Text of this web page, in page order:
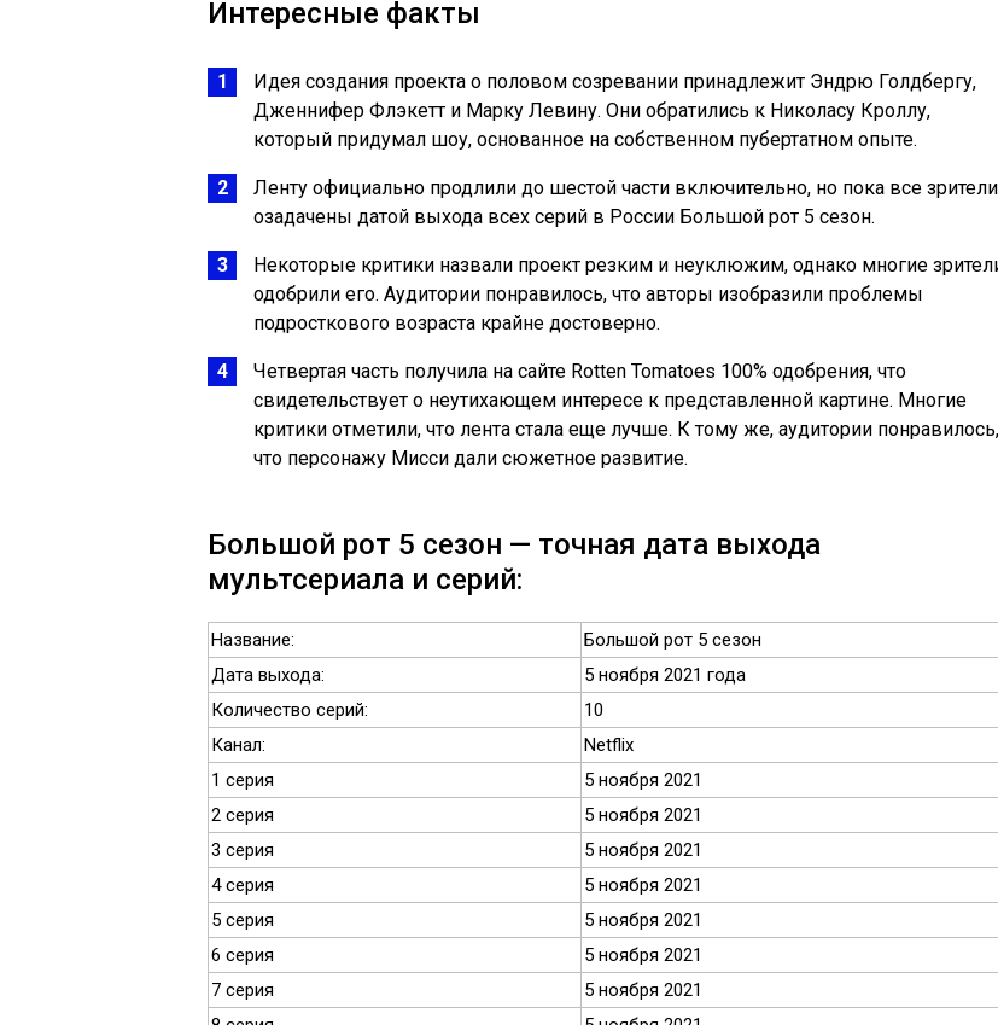
Интересные факты
Идея создания проекта о половом созревании принадлежит Эндрю Голдбергу,
Дженнифер Флэкетт и Марку Левину. Они обратились к Николасу Кроллу,
который придумал шоу, основанное на собственном пубертатном опыте.
Ленту официально продлили до шестой части включительно, но пока все зрители
озадачены датой выхода всех серий в России Большой рот 5 сезон.
Некоторые критики назвали проект резким и неуклюжим, однако многие
одобрили его. Аудитории понравилось, что авторы изобразили проблемы
подросткового возраста крайне достоверно.
Четвертая часть получила на сайте Rotten Tomatoes 100% одобрения, что
свидетельствует о неутихающем интересе к представленной картине. Многие
критики отметили, что лента стала еще лучше. К тому же, аудитории понравилось,
что персонажу Мисси дали сюжетное развитие.
Большой рот 5 сезон — точная дата выхода
мультсериала и серий:
Название:
Большой рот 5 сезон
Дата выхода:
5 ноября 2021 года
Количество серий:
10
Канал:
Netflix
1 серия
5 ноября 2021
2 серия
5 ноября 2021
3 серия
5 ноября 2021
4 серия
5 ноября 2021
5 серия
5 ноября 2021
6 серия
5 ноября 2021
7 серия
5 ноября 2021